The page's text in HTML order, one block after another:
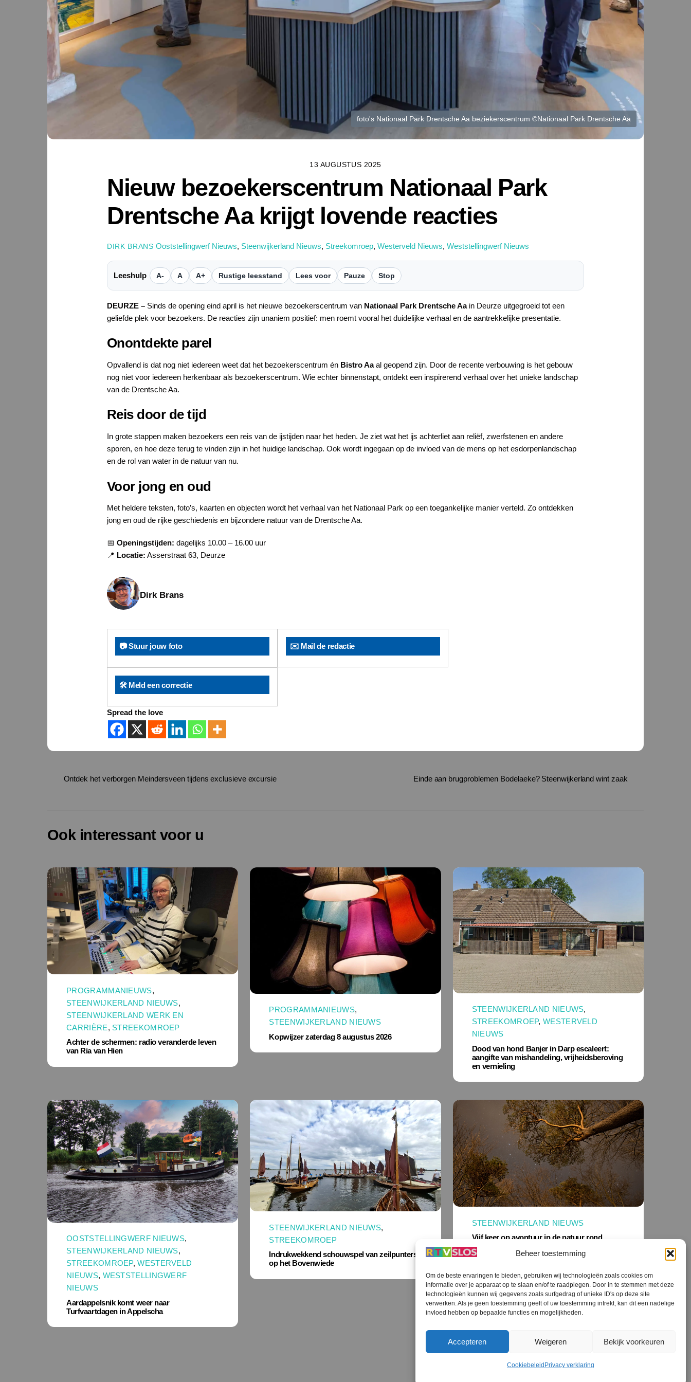
Beheer toestemming
Om de beste ervaringen te bieden, gebruiken wij technologieën zoals cookies om
informatie over je apparaat op te slaan en/of te raadplegen. Door in te stemmen met deze
technologieën kunnen wij gegevens zoals surfgedrag of unieke ID's op deze site
verwerken. Als je geen toestemming geeft of uw toestemming intrekt, kan dit een nadelige
invloed hebben op bepaalde functies en mogelijkheden.
Accepteren Weigeren Bekijk voorkeuren
Cookiebeleid Privacy verklaring
foto's Nationaal Park Drentsche Aa beziekerscentrum ©Nationaal Park Drentsche Aa
13 AUGUSTUS 2025
Nieuw bezoekerscentrum Nationaal Park
Drentsche Aa krijgt lovende reacties
DIRK BRANS Ooststellingwerf Nieuws, Steenwijkerland Nieuws, Streekomroep, Westerveld Nieuws, Weststellingwerf Nieuws
Leeshulp A- A A+ Rustige leesstand Lees voor Pauze Stop
DEURZE – Sinds de opening eind april is het nieuwe bezoekerscentrum van Nationaal Park Drentsche Aain Deurze uitgegroeid tot een
geliefde plek voor bezoekers. De reacties zijn unaniem positief: men roemt vooral het duidelijke verhaal en de aantrekkelijke presentatie.
Onontdekte parel
Opvallend is dat nog niet iedereen weet dat het bezoekerscentrum én Bistro Aaal geopend zijn. Door de recente verbouwing is het gebouw
nog niet voor iedereen herkenbaar als bezoekerscentrum. Wie echter binnenstapt, ontdekt een inspirerend verhaal over het unieke landschap
van de Drentsche Aa.
Reis door de tijd
In grote stappen maken bezoekers een reis van de ijstijden naar het heden. Je ziet wat het ijs achterliet aan reliëf, zwerfstenen en andere
sporen, en hoe deze terug te vinden zijn in het huidige landschap. Ook wordt ingegaan op de invloed van de mens op het esdorpenlandschap
en de rol van water in de natuur van nu.
Voor jong en oud
Met heldere teksten, foto’s, kaarten en objecten wordt het verhaal van het Nationaal Park op een toegankelijke manier verteld. Zo ontdekken
jong en oud de rijke geschiedenis en bijzondere natuur van de Drentsche Aa.
📅 Openingstijden: dagelijks 10.00 – 16.00 uur
📍 Locatie: Asserstraat 63, Deurze
Dirk Brans
📷 Stuur jouw foto ✉️ Mail de redactie
🛠️ Meld een correctie
Spread the love
Ontdek het verborgen Meindersveen tijdens exclusieve excursie Einde aan brugproblemen Bodelaeke? Steenwijkerland wint zaak
Ook interessant voor u
PROGRAMMANIEUWS,
STEENWIJKERLAND NIEUWS,
STEENWIJKERLAND WERK EN
CARRIÈRE, STREEKOMROEP
Achter de schermen: radio veranderde leven
van Ria van Hien
PROGRAMMANIEUWS,
STEENWIJKERLAND NIEUWS
Kopwijzer zaterdag 8 augustus 2026
STEENWIJKERLAND NIEUWS,
STREEKOMROEP,WESTERVELD
NIEUWS
Dood van hond Banjer in Darp escaleert:
aangifte van mishandeling, vrijheidsberoving
en vernieling
OOSTSTELLINGWERF NIEUWS,
STEENWIJKERLAND NIEUWS,
STREEKOMROEP,WESTERVELD
NIEUWS, WESTSTELLINGWERF
NIEUWS
Aardappelsnik komt weer naar
Turfvaartdagen in Appelscha
STEENWIJKERLAND NIEUWS,
STREEKOMROEP
Indrukwekkend schouwspel van zeilpunters
op het Bovenwiede
STEENWIJKERLAND NIEUWS
Vijf keer op avontuur in de natuur rond
Appelscha